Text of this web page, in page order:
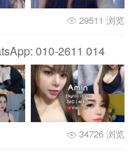
29511 浏览
010-2611 014
34726 浏览